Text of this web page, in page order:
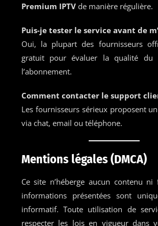
Premium IPTVde manière régulière.
Puis-je tester le service avant de
Oui, la plupart des fournisseurs
gratuit pour évaluer la qualité du
l’abonnement.
Comment contacter le support
Les fournisseurs sérieux proposent
via chat, email ou téléphone.
Mentions légales (DMCA)
Ce site n’héberge aucun contenu ni
informations présentées sont
informatif. Toute utilisation de
respecter les lois en vigueur dans